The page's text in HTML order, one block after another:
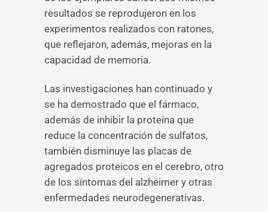
resultados se reprodujeron en los
experimentos realizados con ratones,
que reflejaron, además, mejoras en la
capacidad de memoria.
Las investigaciones han continuado y
se ha demostrado que el fármaco,
además de inhibir la proteína que
reduce la concentración de sulfatos,
también disminuye las placas de
agregados proteicos en el cerebro, otro
de los síntomas del alzhéimer y otras
enfermedades neurodegenerativas.